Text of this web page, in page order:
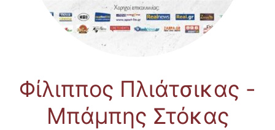
Φίλιππος Πλιάτσικας -
Μπάμπης Στόκας